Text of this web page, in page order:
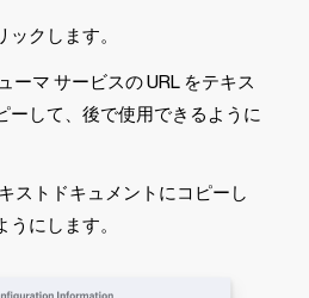
ックします。
ーマ サービスの URL をテキス
ーして、後で使用できるように
ストドキュメントにコピーし
にします。